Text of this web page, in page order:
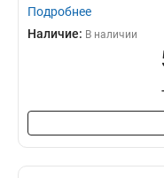
Подробнее
Наличие: В наличии